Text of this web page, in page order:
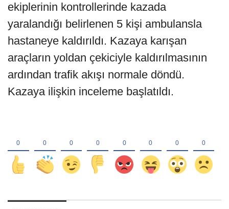
ekiplerinin kontrollerinde kazada
yaralandığı belirlenen 5 kişi ambulansla
hastaneye kaldırıldı. Kazaya karışan
araçların yoldan çekiciyle kaldırılmasının
ardından trafik akışı normale döndü.
Kazaya ilişkin inceleme başlatıldı.